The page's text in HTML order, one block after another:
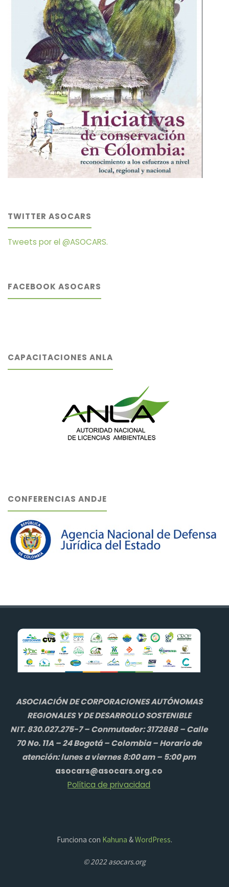
TWITTER ASOCARS
Tweets por el @ASOCARS.
FACEBOOK ASOCARS
CAPACITACIONES ANLA
CONFERENCIAS ANDJE
ASOCIACIÓN DE CORPORACIONES AUTÓNOMAS
REGIONALES Y DE DESARROLLO SOSTENIBLE
NIT. 830.027.275-7 – Conmutador: 3172888 – Calle
70 No. 11A – 24 Bogotá – Colombia – Horario de
atención: lunes a viernes 8:00 am – 5:00 pm
asocars@asocars.org.co
Política de privacidad
Funciona con Kahuna &WordPress.
© 2022 asocars.org